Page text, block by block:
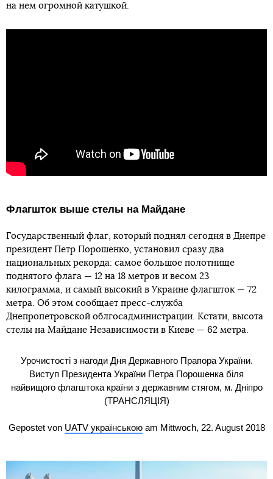
на нем огромной катушкой.
Флагшток выше стелы на Майдане
Государственный флаг, который поднял сегодня в Днепре
президент Петр Порошенко, установил сразу два
национальных рекорда: самое большое полотнище
поднятого флага — 12 на 18 метров и весом 23
килограмма, и самый высокий в Украине флагшток — 72
метра. Об этом сообщает пресс-служба
Днепропетровской облгосадминистрации. Кстати, высота
стелы на Майдане Независимости в Киеве — 62 метра.
Урочистості з нагоди Дня Державного Прапора України.
Виступ Президента України Петра Порошенка біля
найвищого флагштока країни з державним стягом, м. Дніпро
(ТРАНСЛЯЦІЯ)
Gepostet von UATV українськоюam Mittwoch, 22. August 2018